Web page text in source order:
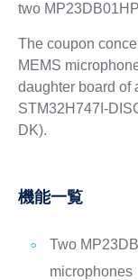
two
The coupon
MEMS
daughter board of
STM32H747I-
DK).
機能一覧
Two
microphones